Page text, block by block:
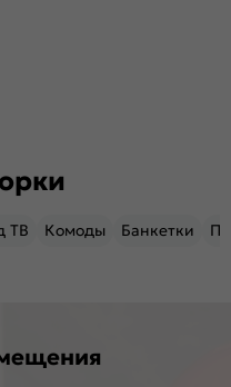
ТВ Комоды Банкетки